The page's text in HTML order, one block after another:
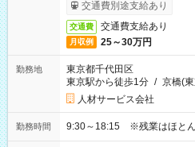
交通費別途支給あり
交通費 交通費支給あり
月収例 25～30万円
勤務地
東京都千代田区
東京駅から徒歩1分 / 京橋(
人材サービス会社
勤務時間 9:30～18:15 ※残業はほとん